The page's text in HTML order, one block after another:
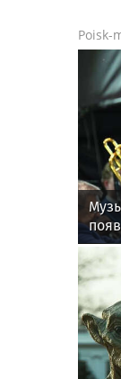
Poisk-